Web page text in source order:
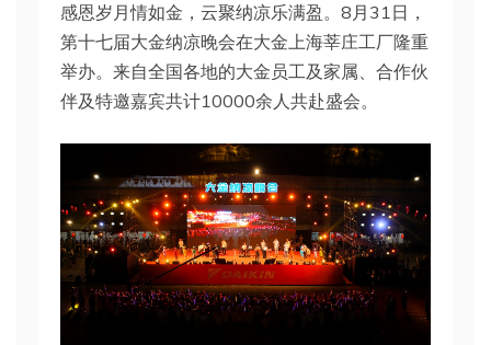
感恩岁月情如金，云聚纳凉乐满盈。8月31日，
第十七届大金纳凉晚会在大金上海莘庄工厂隆重
举办。来自全国各地的大金员工及家属、合作伙
伴及特邀嘉宾共计10000余人共赴盛会。